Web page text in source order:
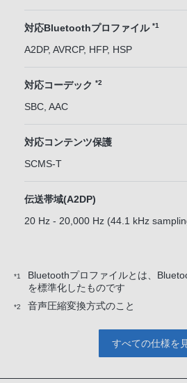
対応Bluetoothプロファイル *1
A2DP, AVRCP, HFP, HSP
対応コーデック *2
SBC, AAC
対応コンテンツ保護
SCMS-T
伝送帯域(A2DP)
20 Hz - 20,000 Hz (44.1 kHz
*1
Bluetoothプロファイルとは、
を標準化したものです
*2 音声圧縮変換方式のこと
すべての仕様を